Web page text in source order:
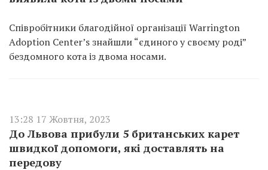
Співробітники благодійної організації Warrington
Adoption Center’s знайшли “єдиного у своєму роді”
бездомного кота із двома носами.
13:28 17 Жовтня, 2023
До Львова прибули 5 британських карет
швидкої допомоги, які доставлять на
передову